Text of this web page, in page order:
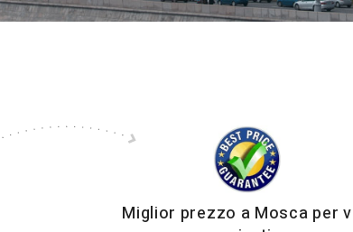
Miglior prezzo a Mosca per